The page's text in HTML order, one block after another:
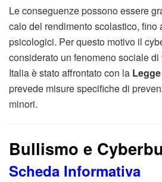
Le conseguenze possono essere
calo del rendimento scolastico, fino
psicologici. Per questo motivo il
considerato un fenomeno sociale
Italia è stato affrontato con la
prevede misure specifiche di
minori.
Bullismo e
Scheda Informativa